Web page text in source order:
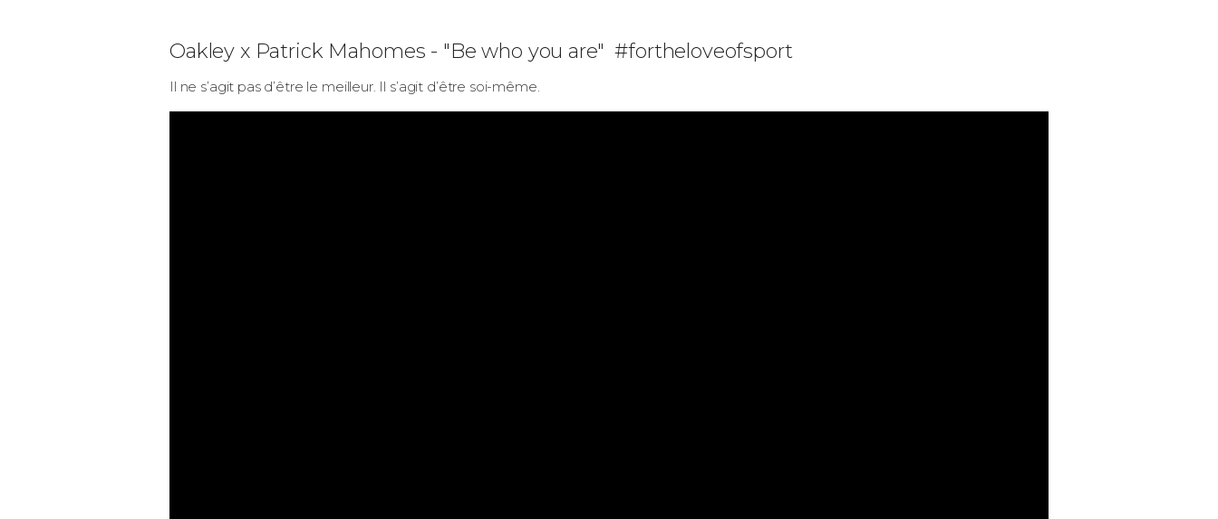
Oakley x Patrick Mahomes - "Be who you are" #fortheloveofsport
Il ne s’agit pas d’être le meilleur. Il s’agit d’être soi-même.